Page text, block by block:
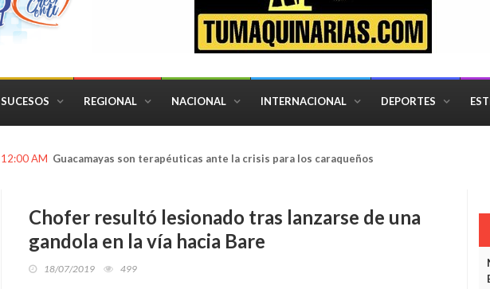
SUCESOS REGIONAL NACIONAL INTERNACIONAL DEPORTES
5:11 PM Manny Pacquiao asegura que no tiene límites
Chofer resultó lesionado tras lanzarse de una
gandola en la vía hacia Bare
18/07/2019 499